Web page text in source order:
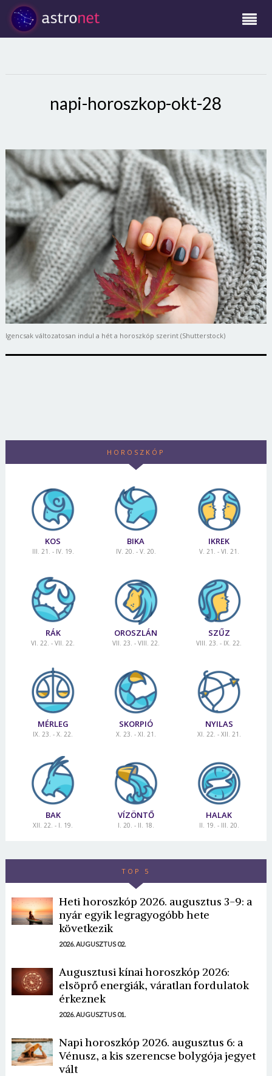
napi-horoszkop-okt-28
Igencsak változatosan indul a hét a horoszkóp szerint (Shutterstock)
HOROSZKÓP
KOS
III. 21. - IV. 19.
BIKA
IV. 20. - V. 20.
IKREK
V. 21. - VI. 21.
RÁK
VI. 22. - VII. 22.
OROSZLÁN
VII. 23. - VIII. 22.
SZŰZ
VIII. 23. - IX. 22.
MÉRLEG
IX. 23. - X. 22.
SKORPIÓ
X. 23. - XI. 21.
NYILAS
XI. 22. - XII. 21.
BAK
XII. 22. - I. 19.
VÍZÖNTŐ
I. 20. - II. 18.
HALAK
II. 19. - III. 20.
TOP 5
Heti horoszkóp 2026. augusztus 3-9: a
nyár egyik legragyogóbb hete
következik
2026. AUGUSZTUS 02.
Augusztusi kínai horoszkóp 2026:
elsöprő energiák, váratlan fordulatok
érkeznek
2026. AUGUSZTUS 01.
Napi horoszkóp 2026. augusztus 6: a
Vénusz, a kis szerencse bolygója jegyet
vált